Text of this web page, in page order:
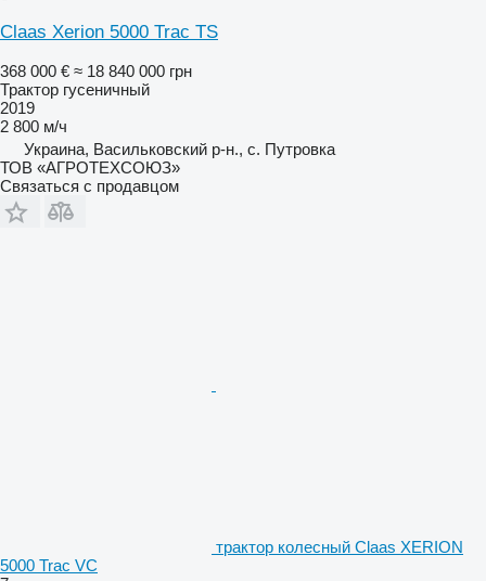
Claas Xerion 5000 Trac TS
368 000 € ≈ 18 840 000 грн
Трактор гусеничный
2019
2 800 м/ч
Украина, Васильковский р-н., с. Путровка
ТОВ «АГРОТЕХСОЮЗ»
Связаться с продавцом
трактор колесный Claas XERION
5000 Trac VC